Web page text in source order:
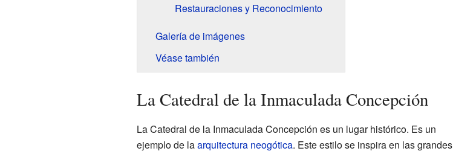
Restauraciones y Reconocimiento
Galería de imágenes
Véase también
La Catedral de la Inmaculada Concepción
La Catedral de la Inmaculada Concepción es un lugar histórico. Es un
ejemplo de laarquitectura neogótica. Este estilo se inspira en las grandes